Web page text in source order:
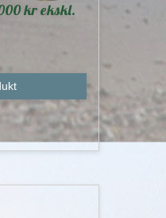
kr ekskl.